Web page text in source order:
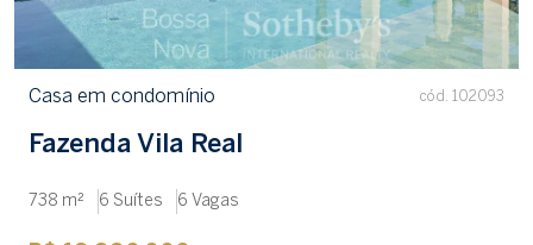
Casa em condomínio cód. 102093
Fazenda Vila Real
738 m² 6 Suítes 6 Vagas